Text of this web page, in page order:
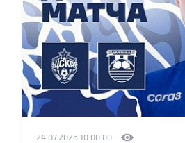
24.07.2026 10:00:00